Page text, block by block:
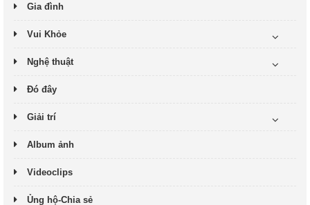
Gia đình
Vui Khỏe
Nghệ thuật
Đó đây
Giải trí
Album ảnh
Videoclips
Ủng hộ-Chia sẻ